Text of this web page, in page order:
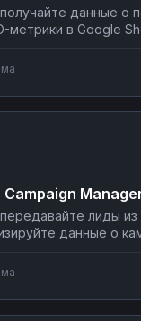
данные о
метрики в Google
Интегрируйте
аналитики и
программирования.
Campaign
лиды
данные о
кампаний без
на Nodul.